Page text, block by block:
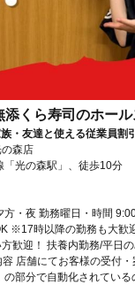
添くら寿司のホー
・友達と使える従業員割
森店
「光の森駅」、徒歩10分
方・夜 勤務曜日・時間
※17時以降の勤務も大
歓迎！ 扶養内勤務/平日
店舗にてお客様の受付
の部分で自動化されている